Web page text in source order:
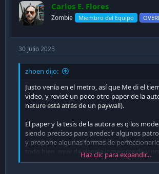
o
n
s
Carlos E. Flores
Zombie Miembro del Equipo
30 Julio 2025
zhoen dijo:
Justo venía en el metro, así que Me di el
video, y revisé un poco otro paper de la
nature está atrás de un paywall).
El paper y la tesis de la autora es q los
siendo precisos para predecir algunos
y propone algunas formas de
todo bien, muy de ciencia ir mejorando y
cosas.
Haz clic para expandir...